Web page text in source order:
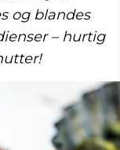
og blandes
– hurtig